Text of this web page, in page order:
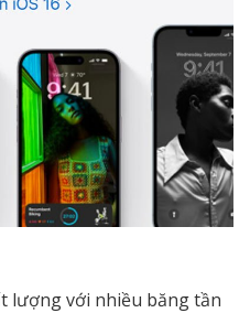
lượng với nhiều băng tần